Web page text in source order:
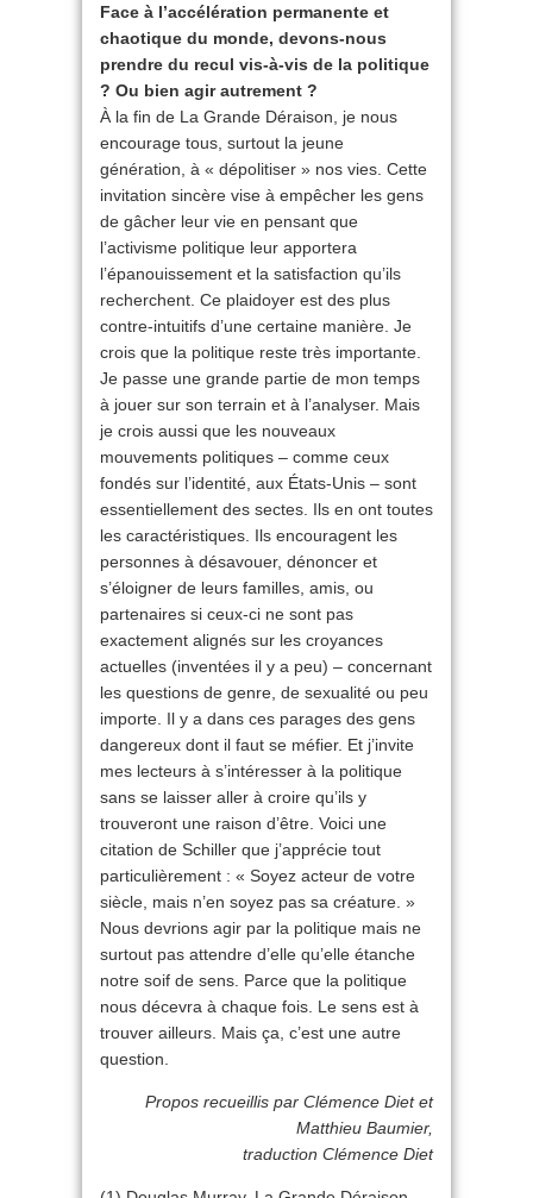
Face à l’accélération permanente et
chaotique du monde, devons-nous
prendre du recul vis-à-vis de la politique
? Ou bien agir autrement ?
À la fin de La Grande Déraison, je nous
encourage tous, surtout la jeune
génération, à « dépolitiser » nos vies. Cette
invitation sincère vise à empêcher les gens
de gâcher leur vie en pensant que
l’activisme politique leur apportera
l’épanouissement et la satisfaction qu’ils
recherchent. Ce plaidoyer est des plus
contre-intuitifs d’une certaine manière. Je
crois que la politique reste très importante.
Je passe une grande partie de mon temps
à jouer sur son terrain et à l’analyser. Mais
je crois aussi que les nouveaux
mouvements politiques – comme ceux
fondés sur l’identité, aux États-Unis – sont
essentiellement des sectes. Ils en ont toutes
les caractéristiques. Ils encouragent les
personnes à désavouer, dénoncer et
s’éloigner de leurs familles, amis, ou
partenaires si ceux-ci ne sont pas
exactement alignés sur les croyances
actuelles (inventées il y a peu) – concernant
les questions de genre, de sexualité ou peu
importe. Il y a dans ces parages des gens
dangereux dont il faut se méfier. Et j’invite
mes lecteurs à s’intéresser à la politique
sans se laisser aller à croire qu’ils y
trouveront une raison d’être. Voici une
citation de Schiller que j’apprécie tout
particulièrement : « Soyez acteur de votre
siècle, mais n’en soyez pas sa créature. »
Nous devrions agir par la politique mais ne
surtout pas attendre d’elle qu’elle étanche
notre soif de sens. Parce que la politique
nous décevra à chaque fois. Le sens est à
trouver ailleurs. Mais ça, c’est une autre
question.
Propos recueillis par Clémence Diet et
Matthieu Baumier,
traduction Clémence Diet